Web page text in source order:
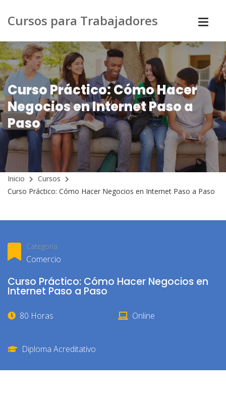
Cursos para Trabajadores
Curso Práctico: Cómo Hacer
Negocios en Internet Paso a
Paso
Inicio
Cursos
Curso Práctico: Cómo Hacer Negocios en Internet Paso a Paso
Categoría
Comercio
Curso Práctico: Cómo Hacer Negocios en
Internet Paso a Paso
80 Horas Online
Diploma Acreditativo